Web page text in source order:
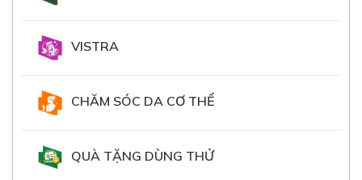
VISTRA
CHĂM SÓC DA CƠ THỂ
QUÀ TẶNG DÙNG THỬ